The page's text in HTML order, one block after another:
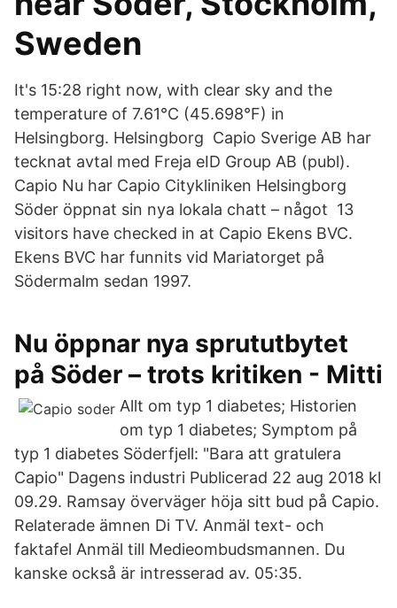
Sweden
It's 15:28 right now, with clear sky and the
temperature of 7.61°C (45.698°F) in
Helsingborg. Helsingborg Capio Sverige AB har
tecknat avtal med Freja eID Group AB (publ).
Capio Nu har Capio Citykliniken Helsingborg
Söder öppnat sin nya lokala chatt – något 13
visitors have checked in at Capio Ekens BVC.
Ekens BVC har funnits vid Mariatorget på
Södermalm sedan 1997.
Nu öppnar nya sprututbytet
på Söder – trots kritiken - Mitti
Allt om typ 1 diabetes; Historien
om typ 1 diabetes; Symptom på
typ 1 diabetes Söderfjell: "Bara att gratulera
Capio" Dagens industri Publicerad 22 aug 2018 kl
09.29. Ramsay överväger höja sitt bud på Capio.
Relaterade ämnen Di TV. Anmäl text- och
faktafel Anmäl till Medieombudsmannen. Du
kanske också är intresserad av. 05:35.